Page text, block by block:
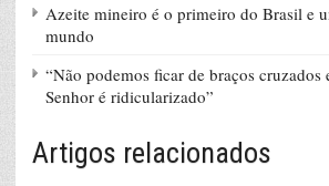
Azeite mineiro é o primeiro do Brasil e
mundo
“Não podemos ficar de braços cruzados
Senhor é ridicularizado”
Artigos relacionados